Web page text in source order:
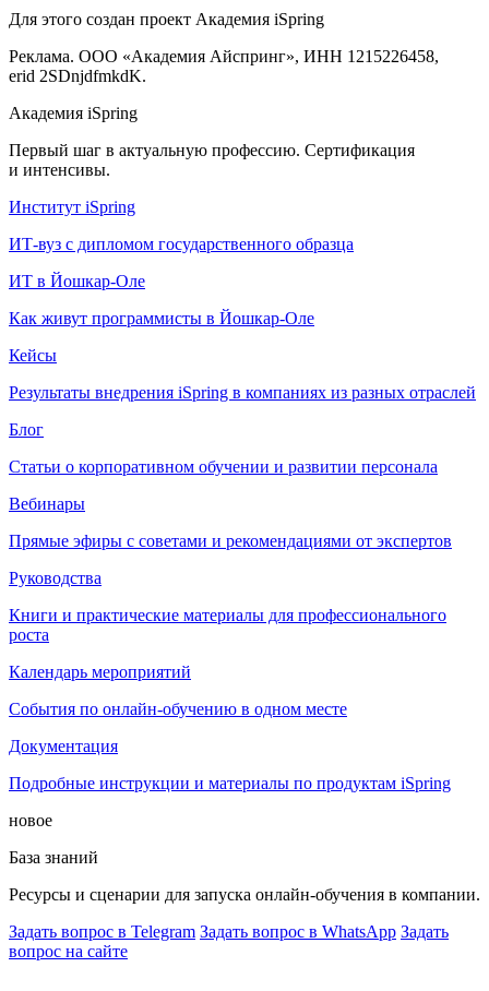
Для этого создан проект Академия iSpring
Реклама. ООО «Академия Айспринг», ИНН 1215226458,
erid 2SDnjdfmkdK.
Академия iSpring
Первый шаг в актуальную профессию. Сертификация
и интенсивы.
Институт iSpring
ИТ-вуз с дипломом государственного образца
ИТ в Йошкар-Оле
Как живут программисты в Йошкар‑Оле
Кейсы
Результаты внедрения iSpring в компаниях из разных отраслей
Блог
Статьи о корпоративном обучении и развитии персонала
Вебинары
Прямые эфиры с советами и рекомендациями от экспертов
Руководства
Книги и практические материалы для профессионального
роста
Календарь мероприятий
События по онлайн-обучению в одном месте
Документация
Подробные инструкции и материалы по продуктам iSpring
новое
База знаний
Ресурсы и сценарии для запуска онлайн-обучения в компании.
Задать вопрос в Telegram Задать вопрос в WhatsApp Задать
вопрос на сайте